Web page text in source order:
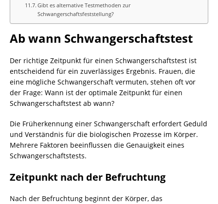
Gibt es alternative Testmethoden zur
Schwangerschaftsfeststellung?
Ab wann Schwangerschaftstest
Der richtige Zeitpunkt für einen Schwangerschaftstest ist
entscheidend für ein zuverlässiges Ergebnis. Frauen, die
eine mögliche Schwangerschaft vermuten, stehen oft vor
der Frage: Wann ist der optimale Zeitpunkt für einen
Schwangerschaftstest ab wann?
Die Früherkennung einer Schwangerschaft erfordert Geduld
und Verständnis für die biologischen Prozesse im Körper.
Mehrere Faktoren beeinflussen die Genauigkeit eines
Schwangerschaftstests.
Zeitpunkt nach der Befruchtung
Nach der Befruchtung beginnt der Körper, das